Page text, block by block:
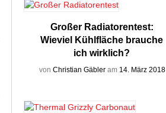
Großer Radiatorentest:
Wieviel Kühlfläche brauche
ich wirklich?
von Christian Gäbleram 14. März 2018